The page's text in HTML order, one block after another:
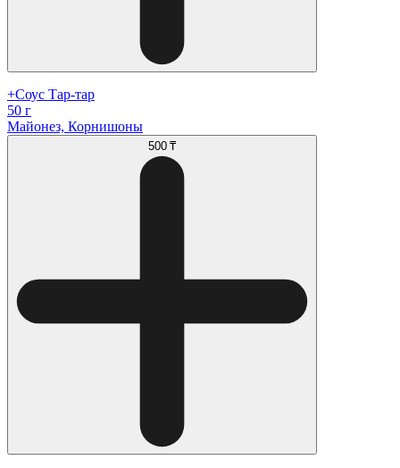
+Соус Тар-тар
50 г
Майонез, Корнишоны
500 ₸